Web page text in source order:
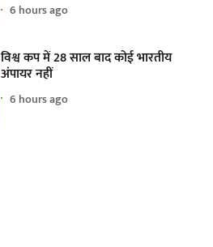
6 hours ago
विश्व कप में 28 साल बाद कोई भारतीय
अंपायर नहीं
6 hours ago